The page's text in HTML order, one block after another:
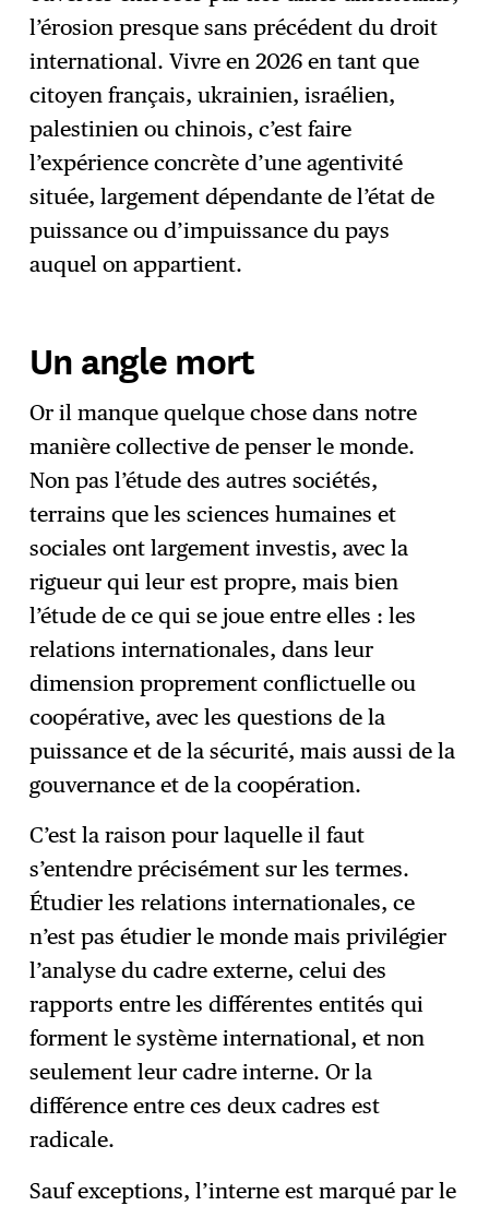
l’érosion presque sans précédent du droit
international. Vivre en 2026 en tant que
citoyen français, ukrainien, israélien,
palestinien ou chinois, c’est faire
l’expérience concrète d’une agentivité
située, largement dépendante de l’état de
puissance ou d’impuissance du pays
auquel on appartient.
Un angle mort
Or il manque quelque chose dans notre
manière collective de penser le monde.
Non pas l’étude des autres sociétés,
terrains que les sciences humaines et
sociales ont largement investis, avec la
rigueur qui leur est propre, mais bien
l’étude de ce qui se joue entre elles : les
relations internationales, dans leur
dimension proprement conflictuelle ou
coopérative, avec les questions de la
puissance et de la sécurité, mais aussi de la
gouvernance et de la coopération.
C’est la raison pour laquelle il faut
s’entendre précisément sur les termes.
Étudier les relations internationales, ce
n’est pas étudier le monde mais privilégier
l’analyse du cadre externe, celui des
rapports entre les différentes entités qui
forment le système international, et non
seulement leur cadre interne. Or la
différence entre ces deux cadres est
radicale.
Sauf exceptions, l’interne est marqué par le